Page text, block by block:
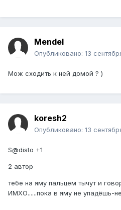
Mendel
Опубликовано: 13
Мож сходить к ней домой ? )
koresh2
Опубликовано: 13
S@disto +1
2 автор
тебе на яму пальцем тычут и
ИМХО......пока в яму не упадёшь-